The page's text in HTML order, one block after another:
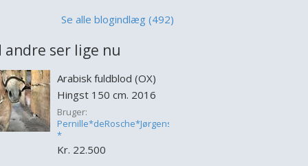
Se alle blogindlæg (492)
andre ser lige nu
Arabisk fuldblod (OX)
Hingst 150 cm. 2016
Bruger:
Pernille*deRosche*Jørgensen
*
Kr. 22.500